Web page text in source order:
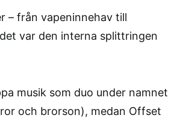
– från vapeninnehav till
var den interna splittringen
musik som duo under namnet
och brorson), medan Offset